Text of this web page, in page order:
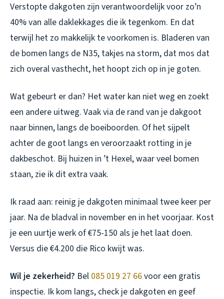
Verstopte dakgoten zijn verantwoordelijk voor zo’n
40% van alle daklekkages die ik tegenkom. En dat
terwijl het zo makkelijk te voorkomen is. Bladeren van
de bomen langs de N35, takjes na storm, dat mos dat
zich overal vasthecht, het hoopt zich op in je goten.
Wat gebeurt er dan? Het water kan niet weg en zoekt
een andere uitweg. Vaak via de rand van je dakgoot
naar binnen, langs de boeiboorden. Of het sijpelt
achter de goot langs en veroorzaakt rotting in je
dakbeschot. Bij huizen in ’t Hexel, waar veel bomen
staan, zie ik dit extra vaak.
Ik raad aan: reinig je dakgoten minimaal twee keer per
jaar. Na de bladval in november en in het voorjaar. Kost
je een uurtje werk of €75-150 als je het laat doen.
Versus die €4.200 die Rico kwijt was.
Wil je zekerheid? Bel 085 019 27 66voor een gratis
inspectie. Ik kom langs, check je dakgoten en geef